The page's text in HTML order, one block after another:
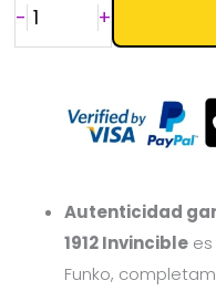
- +
Autenticidad
1912 Invincible
Funko,